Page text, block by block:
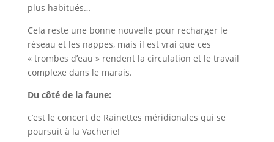
plus habitués…
Cela reste une bonne nouvelle pour recharger le
réseau et les nappes, mais il est vrai que ces
« trombes d’eau » rendent la circulation et le travail
complexe dans le marais.
Du côté de la faune:
c’est le concert de Rainettes méridionales qui se
poursuit à la Vacherie!